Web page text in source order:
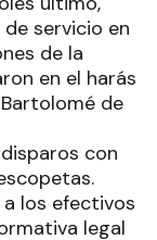
servicio en
de la
en el harás
de
con
los efectivos
legal